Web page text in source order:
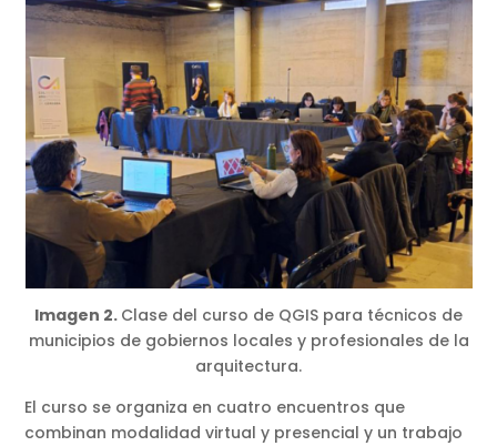
Imagen 2. Clase del curso de QGIS para técnicos de
municipios de gobiernos locales y profesionales de la
arquitectura.
El curso se organiza en cuatro encuentros que
combinan modalidad virtual y presencial y un trabajo